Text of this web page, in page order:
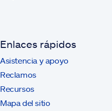
Enlaces rápidos
Asistencia y apoyo
Reclamos
Recursos
Mapa del sitio